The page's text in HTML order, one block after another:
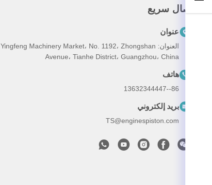
اتصال سريع
عنوان
العنوان: Yingfeng Machinery Market، No. 1192، Zhongshan
Avenue، Tianhe District، Guangzhou، China
هاتف
86--13632344447
بريد إلكتروني
TS@enginespiston.com